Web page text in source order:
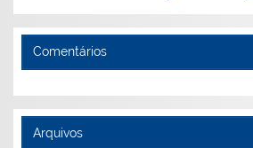
Comentários
Arquivos